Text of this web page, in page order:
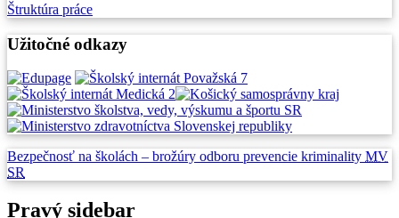
Štruktúra práce
Užitočné odkazy
Bezpečnosť na školách – brožúry odboru prevencie kriminality MV
SR
Pravý sidebar